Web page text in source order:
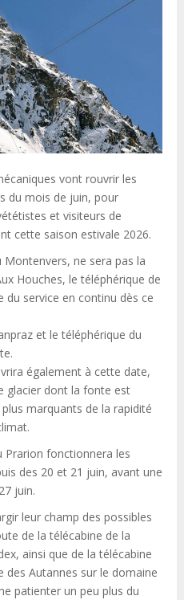
vont rouvrir les
du mois de juin, pour
et visiteurs de
cette saison estivale 2026.
ne sera pas la
Houches, le téléphérique de
du service en continu dès ce
et le téléphérique du
également à cette date,
glacier dont la fonte est
marquants de la rapidité
Prarion fonctionnera les
des 20 et 21 juin, avant une
juin.
leur champ des possibles
de la télécabine de la
ainsi que de la télécabine
des Autannes sur le domaine
patienter un peu plus du